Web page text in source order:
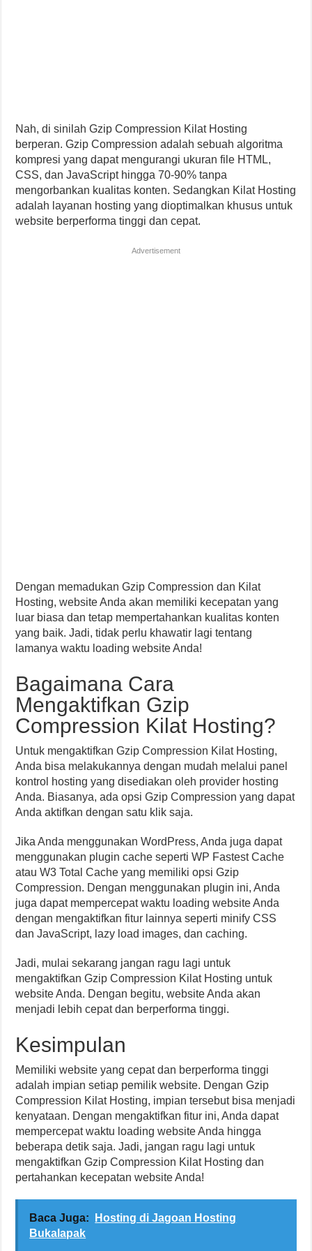
Nah, di sinilah Gzip Compression Kilat Hosting
berperan. Gzip Compression adalah sebuah algoritma
kompresi yang dapat mengurangi ukuran file HTML,
CSS, dan JavaScript hingga 70-90% tanpa
mengorbankan kualitas konten. Sedangkan Kilat Hosting
adalah layanan hosting yang dioptimalkan khusus untuk
website berperforma tinggi dan cepat.
Advertisement
Dengan memadukan Gzip Compression dan Kilat
Hosting, website Anda akan memiliki kecepatan yang
luar biasa dan tetap mempertahankan kualitas konten
yang baik. Jadi, tidak perlu khawatir lagi tentang
lamanya waktu loading website Anda!
Bagaimana Cara
Mengaktifkan Gzip
Compression Kilat Hosting?
Untuk mengaktifkan Gzip Compression Kilat Hosting,
Anda bisa melakukannya dengan mudah melalui panel
kontrol hosting yang disediakan oleh provider hosting
Anda. Biasanya, ada opsi Gzip Compression yang dapat
Anda aktifkan dengan satu klik saja.
Jika Anda menggunakan WordPress, Anda juga dapat
menggunakan plugin cache seperti WP Fastest Cache
atau W3 Total Cache yang memiliki opsi Gzip
Compression. Dengan menggunakan plugin ini, Anda
juga dapat mempercepat waktu loading website Anda
dengan mengaktifkan fitur lainnya seperti minify CSS
dan JavaScript, lazy load images, dan caching.
Jadi, mulai sekarang jangan ragu lagi untuk
mengaktifkan Gzip Compression Kilat Hosting untuk
website Anda. Dengan begitu, website Anda akan
menjadi lebih cepat dan berperforma tinggi.
Kesimpulan
Memiliki website yang cepat dan berperforma tinggi
adalah impian setiap pemilik website. Dengan Gzip
Compression Kilat Hosting, impian tersebut bisa menjadi
kenyataan. Dengan mengaktifkan fitur ini, Anda dapat
mempercepat waktu loading website Anda hingga
beberapa detik saja. Jadi, jangan ragu lagi untuk
mengaktifkan Gzip Compression Kilat Hosting dan
pertahankan kecepatan website Anda!
Baca Juga:
Hosting di Jagoan Hosting
Bukalapak